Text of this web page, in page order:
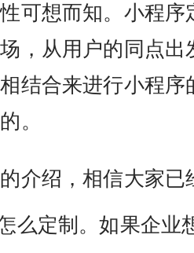
可想而知。小程序
，从用户的同点出
结合来进行小程序
。
绍，相信大家已
么定制。如果企业